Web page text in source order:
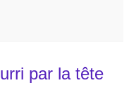
par la tête